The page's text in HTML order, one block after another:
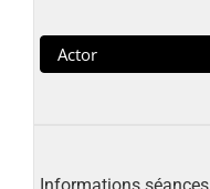
Actor
Informations séances